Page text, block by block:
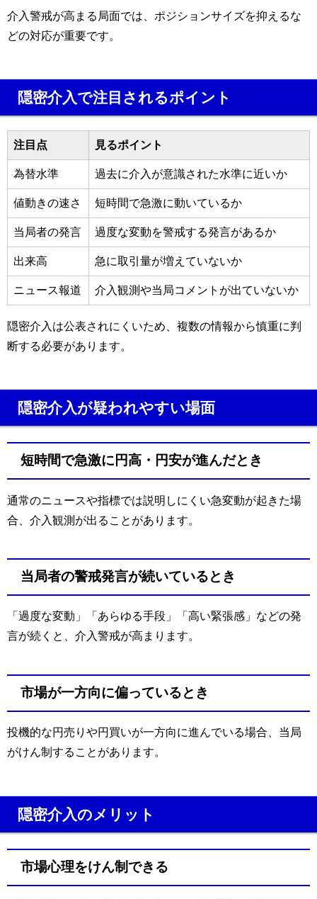
介入警戒が高まる局面では、ポジションサイズを抑えるな
どの対応が重要です。
隠密介入で注目されるポイント
注目点 見るポイント
為替水準 過去に介入が意識された水準に近いか
値動きの速さ 短時間で急激に動いているか
当局者の発言 過度な変動を警戒する発言があるか
出来高 急に取引量が増えていないか
ニュース報道 介入観測や当局コメントが出ていないか
隠密介入は公表されにくいため、複数の情報から慎重に判
断する必要があります。
隠密介入が疑われやすい場面
短時間で急激に円高・円安が進んだとき
通常のニュースや指標では説明しにくい急変動が起きた場
合、介入観測が出ることがあります。
当局者の警戒発言が続いているとき
「過度な変動」「あらゆる手段」「高い緊張感」などの発
言が続くと、介入警戒が高まります。
市場が一方向に偏っているとき
投機的な円売りや円買いが一方向に進んでいる場合、当局
がけん制することがあります。
隠密介入のメリット
市場心理をけん制できる